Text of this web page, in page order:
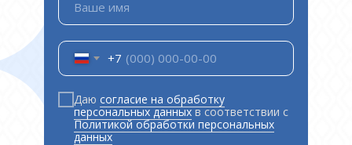
Ваше имя
+7
Даю согласие на обработку
персональных данныхв соответствии с
Политикой обработки персональных
данных